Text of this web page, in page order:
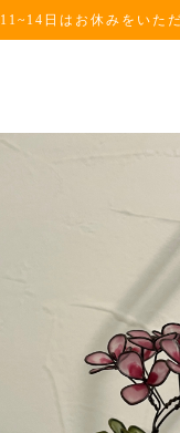
11~14日はお休みをいた